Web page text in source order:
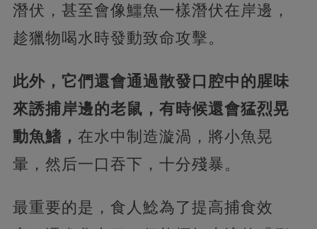
潛伏，甚至會像鱷魚一樣潛伏在岸邊，
趁獵物喝水時發動致命攻擊。
此外，它們還會通過散發口腔中的腥味
來誘捕岸邊的老鼠，有時候還會猛烈晃
動魚鰭， 在水中制造漩渦，將小魚晃
暈，然后一口吞下，十分殘暴。
最重要的是，食人鯰為了提高捕食效